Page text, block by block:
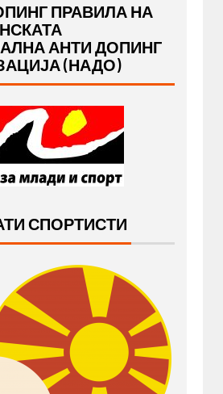
ПРАВИЛА НА
АНТИ ДОПИНГ
(НАДО)
СПОРТИСТИ